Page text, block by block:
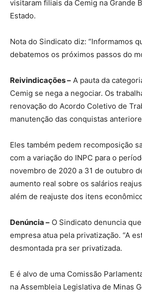
visitaram filiais da Cemig na Grande
Estado.
Nota do Sindicato diz: “Informamos
debatemos os próximos passos do
Reivindicações – A pauta da
Cemig se nega a negociar. Os
renovação do Acordo Coletivo de
manutenção das conquistas
Eles também pedem recomposição
com a variação do INPC para o
novembro de 2020 a 31 de outubro
aumento real sobre os salários
além de reajuste dos itens
Denúncia – O Sindicato denuncia
empresa atua pela privatização. “A
desmontada pra ser privatizada.
E é alvo de uma Comissão
na Assembleia Legislativa de Minas